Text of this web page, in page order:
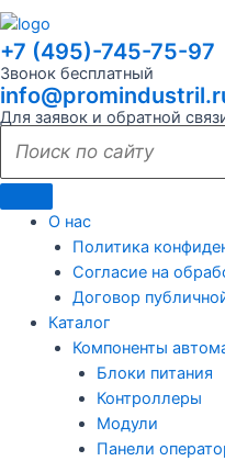
+7 (495)-745-75-97
Звонок бесплатный
Для заявок и обратной
О нас
Политика
Согласие на
Договор
Каталог
Компоненты
Блоки питания
Контроллеры
Модули
Панели